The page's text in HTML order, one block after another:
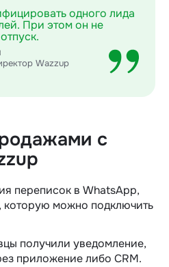
одного лида
При этом он не
Wazzup
с
переписок в WhatsApp,
которую можно подключить
получили уведомление,
приложение либо CRM.